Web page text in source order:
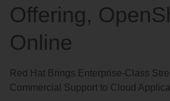
Offering,
Online
Red Hat Brings Enterprise-Class
Commercial Support to Cloud